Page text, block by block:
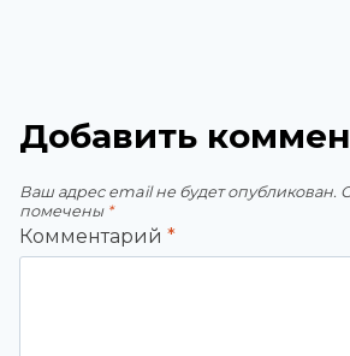
Добавить
Ваш адрес email не будет опубликован.
помечены *
Комментарий *